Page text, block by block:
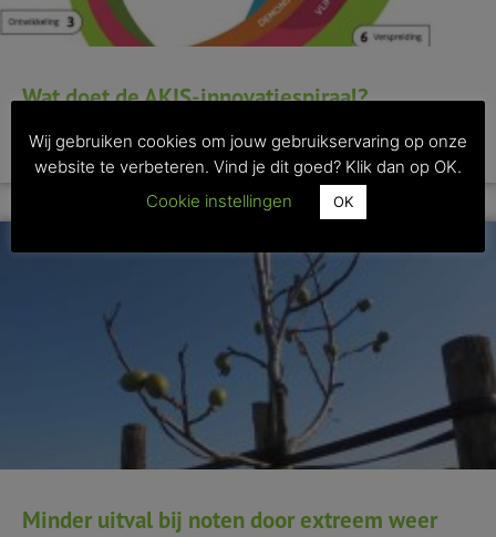
Wat doet de AKIS-innovatiespiraal?
>> Lees dit artikel
Minder uitval bij noten door extreem weer
Wij gebruiken cookies om jouw gebruikservaring op onze
website te verbeteren. Vind je dit goed? Klik dan op OK.
Cookie instellingen
OK